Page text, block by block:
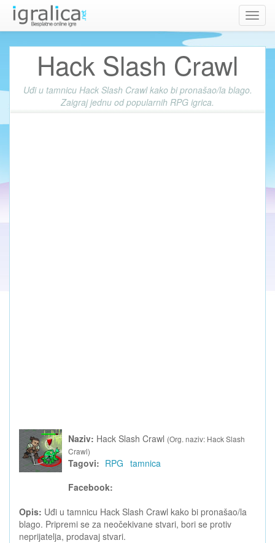
Hack Slash Crawl
Uđi u tamnicu Hack Slash Crawl kako bi pronašao/la blago.
Zaigraj jednu od popularnih RPG igrica.
Naziv: Hack Slash Crawl (Org. naziv: Hack Slash
Crawl)
Tagovi: RPG tamnica
Facebook:
Opis: Uđi u tamnicu Hack Slash Crawl kako bi pronašao/la
blago. Pripremi se za neočekivane stvari, bori se protiv
neprijatelja, prodavaj stvari.